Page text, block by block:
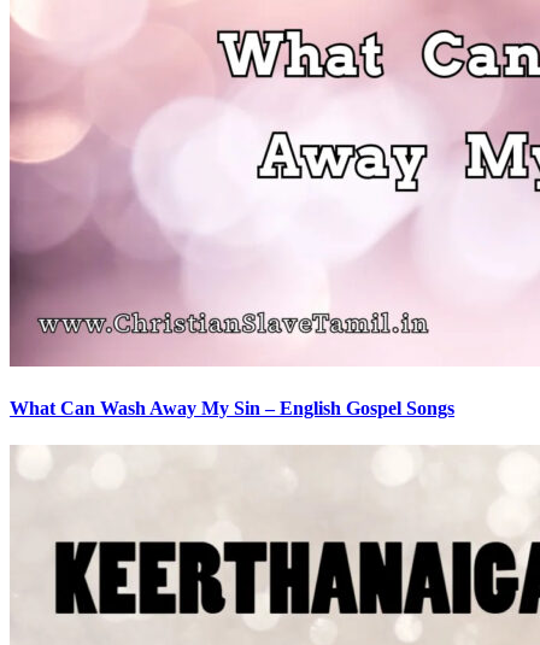
What Can Wash Away My Sin – English Gospel Songs